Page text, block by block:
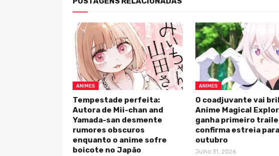
ANIMES
Tempestade perfeita:
Autora de Mii-chan and
Yamada-san desmente
rumores obscuros
enquanto o anime sofre
boicote no Japão
ANIMES
O coadjuvante vai
Anime Magical
ganha primeiro
confirma estreia para
outubro
Julho 31, 2026